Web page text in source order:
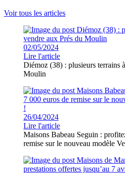
Voir tous les articles
02/05/2024
Lire l'article
Diémoz (38) : plusieurs terrains
Moulin
26/04/2024
Lire l'article
Maisons Babeau Seguin :
remise sur le nouveau modèle